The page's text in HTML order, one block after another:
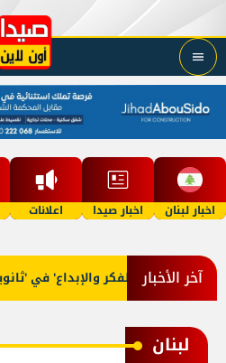
اخبار لبنان اخبار صيدا اعلانات
آخر الأخبار
'فوج الفكر والإبداع' في
لبنان